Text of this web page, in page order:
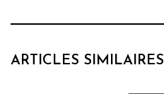
ARTICLES SIMILAIRES